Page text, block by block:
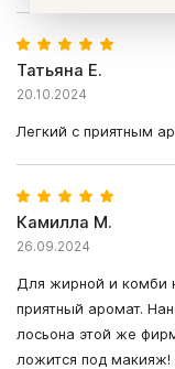
Татьяна Е.
20.10.2024
Легкий с приятным
Камилла М.
26.09.2024
Для жирной и комби
приятный аромат.
лосьона этой же
ложится под макияж!